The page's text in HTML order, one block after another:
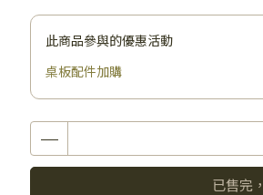
此商品參與的優惠活動
桌板配件加購
已售完